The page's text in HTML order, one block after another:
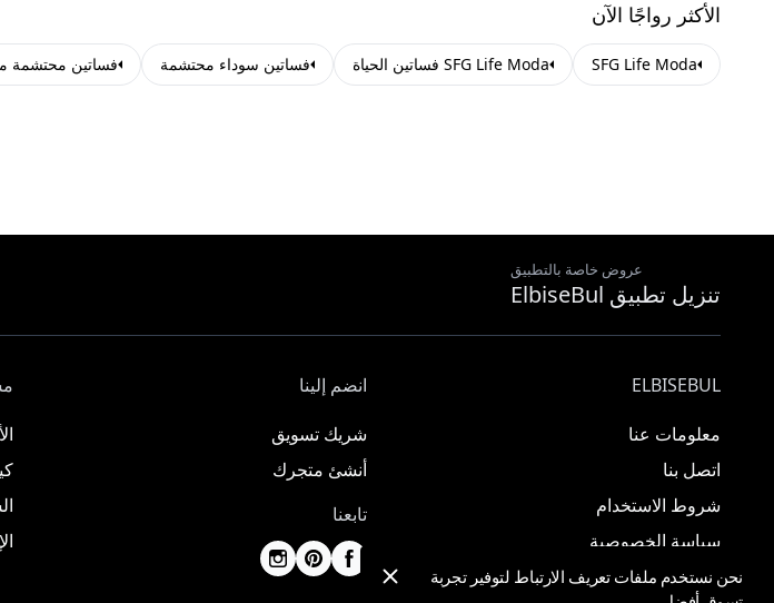
الأكثر رواجًا الآن
SFG Life Moda SFG Life Moda فساتين الحياة فساتين سوداء محتشمة فساتين محتشمة
عروض خاصة بالتطبيق
تنزيل تطبيق ElbiseBul
ELBISEBUL
معلومات عنا
اتصل بنا
شروط الاستخدام
سياسة الخصوصية
انضم إلينا
شريك تسويق
أنشئ متجرك
تابعنا
نحن نستخدم ملفات تعريف الارتباط لتوفير تجربة